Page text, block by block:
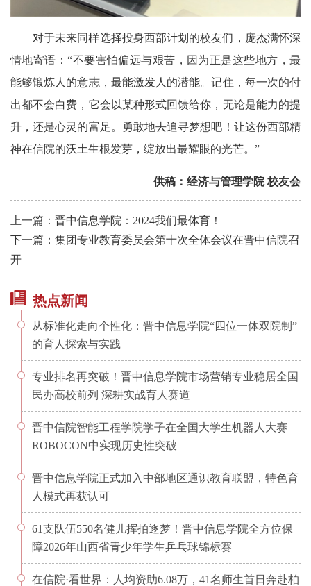
对于未来同样选择投身西部计划的校友们，庞杰满怀深
情地寄语：“不要害怕偏远与艰苦，因为正是这些地方，最
能够锻炼人的意志，最能激发人的潜能。记住，每一次的付
出都不会白费，它会以某种形式回馈给你，无论是能力的提
升，还是心灵的富足。勇敢地去追寻梦想吧！让这份西部精
神在信院的沃土生根发芽，绽放出最耀眼的光芒。”
供稿：经济与管理学院 校友会
上一篇：晋中信息学院：2024我们最体育！
下一篇：集团专业教育委员会第十次全体会议在晋中信院召
开
热点新闻
从标准化走向个性化：晋中信息学院“四位一体双院制”
的育人探索与实践
专业排名再突破！晋中信息学院市场营销专业稳居全国
民办高校前列 深耕实战育人赛道
晋中信院智能工程学院学子在全国大学生机器人大赛
ROBOCON中实现历史性突破
晋中信息学院正式加入中部地区通识教育联盟，特色育
人模式再获认可
61支队伍550名健儿挥拍逐梦！晋中信息学院全方位保
障2026年山西省青少年学生乒乓球锦标赛
在信院·看世界：人均资助6.08万，41名师生首日奔赴柏